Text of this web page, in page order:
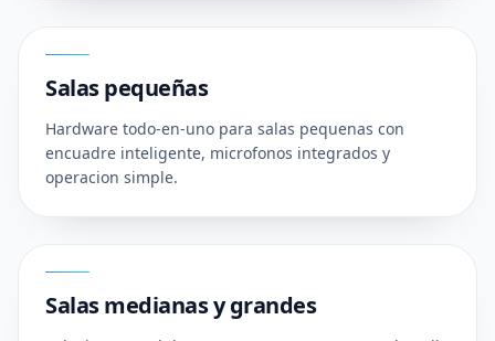
Salas pequeñas
Hardware todo-en-uno para salas pequenas con
encuadre inteligente, microfonos integrados y
operacion simple.
Salas medianas y grandes